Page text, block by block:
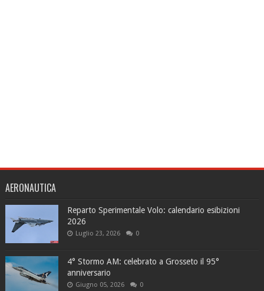
AERONAUTICA
Reparto Sperimentale Volo: calendario esibizioni
2026
Luglio 23, 2026 0
4° Stormo AM: celebrato a Grosseto il 95°
anniversario
Giugno 05, 2026 0